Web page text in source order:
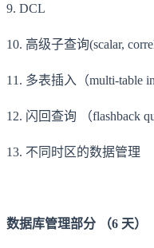
9. DCL
10. 高级子查询(scalar,
11. 多表插入（multi-table
12. 闪回查询 （flashback
13. 不同时区的数据管理
数据库管理部分 （6 天）